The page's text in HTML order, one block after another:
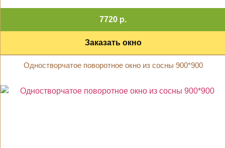
7720 р.
Заказать окно
Одностворчатое поворотное окно из сосны 900*900